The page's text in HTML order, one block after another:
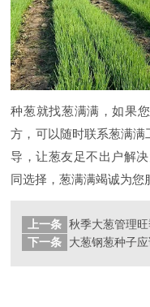
种葱就找葱满满，如果
方，可以随时联系葱满
导，让葱友足不出户解
同选择，葱满满竭诚为您
上一条
下一条